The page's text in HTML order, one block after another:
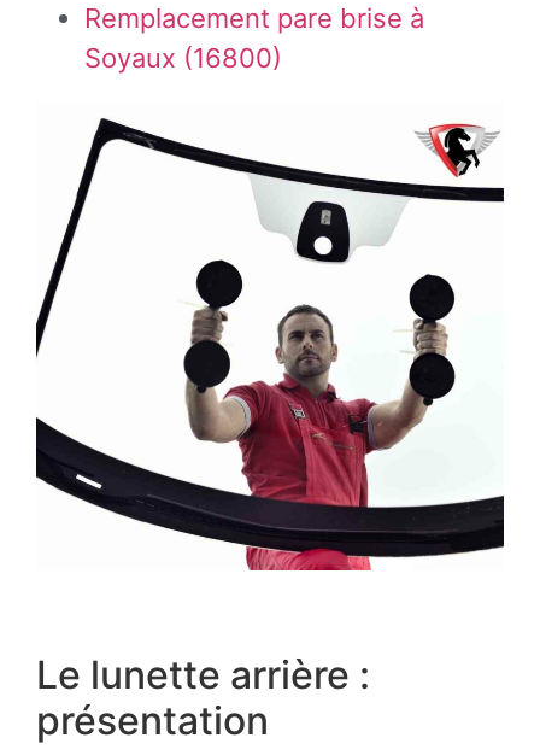
Remplacement pare brise à
Soyaux (16800)
Le lunette arrière :
présentation